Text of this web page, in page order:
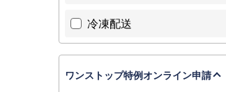
冷凍配送
ワンストップ特例オンライン申請